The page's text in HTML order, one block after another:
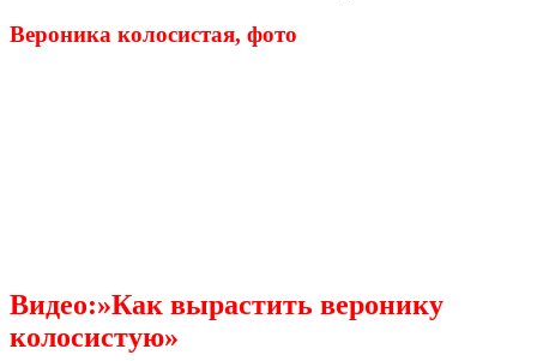
Вероника колосистая, фото
Видео:»Как вырастить веронику
колосистую»